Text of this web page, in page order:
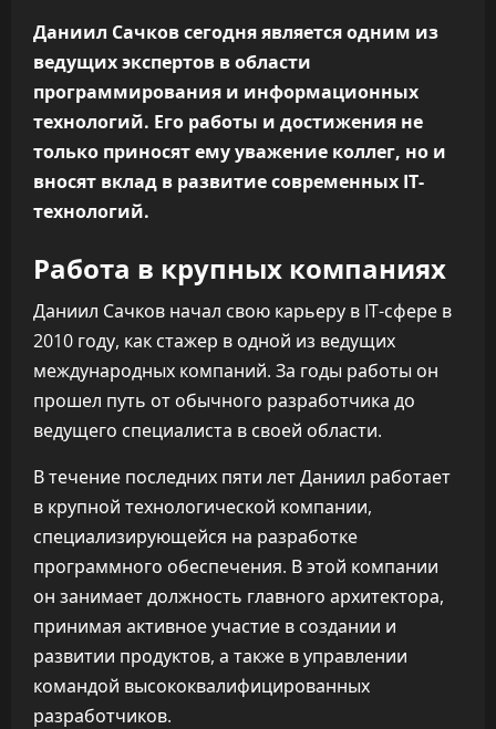
Даниил Сачков сегодня является одним из
ведущих экспертов в области
программирования и информационных
технологий. Его работы и достижения не
только приносят ему уважение коллег, но и
вносят вклад в развитие современных IT-
технологий.
Работа в крупных компаниях
Даниил Сачков начал свою карьеру в IT-сфере в
2010 году, как стажер в одной из ведущих
международных компаний. За годы работы он
прошел путь от обычного разработчика до
ведущего специалиста в своей области.
В течение последних пяти лет Даниил работает
в крупной технологической компании,
специализирующейся на разработке
программного обеспечения. В этой компании
он занимает должность главного архитектора,
принимая активное участие в создании и
развитии продуктов, а также в управлении
командой высококвалифицированных
разработчиков.